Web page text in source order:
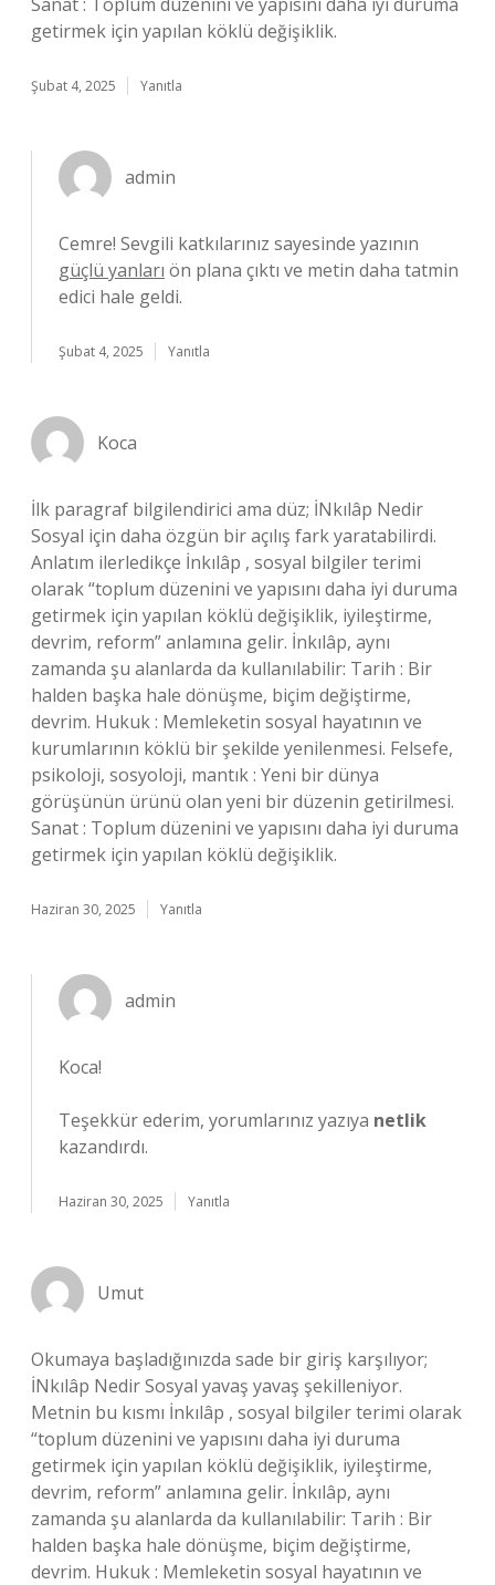
getirmek için yapılan köklü değişiklik.
Şubat 4, 2025 Yanıtla
admin
Cemre! Sevgili katkılarınız sayesinde yazının
güçlü yanları ön plana çıktı ve metin daha tatmin
edici hale geldi.
Şubat 4, 2025 Yanıtla
Koca
İlk paragraf bilgilendirici ama düz; İNkılâp Nedir
Sosyal için daha özgün bir açılış fark yaratabilirdi.
Anlatım ilerledikçe İnkılâp , sosyal bilgiler terimi
olarak “toplum düzenini ve yapısını daha iyi duruma
getirmek için yapılan köklü değişiklik, iyileştirme,
devrim, reform” anlamına gelir. İnkılâp, aynı
zamanda şu alanlarda da kullanılabilir: Tarih : Bir
halden başka hale dönüşme, biçim değiştirme,
devrim. Hukuk : Memleketin sosyal hayatının ve
kurumlarının köklü bir şekilde yenilenmesi. Felsefe,
psikoloji, sosyoloji, mantık : Yeni bir dünya
görüşünün ürünü olan yeni bir düzenin getirilmesi.
Sanat : Toplum düzenini ve yapısını daha iyi duruma
getirmek için yapılan köklü değişiklik.
Haziran 30, 2025 Yanıtla
admin
Koca!
Teşekkür ederim, yorumlarınız yazıya netlik
kazandırdı.
Haziran 30, 2025 Yanıtla
Umut
Okumaya başladığınızda sade bir giriş karşılıyor;
İNkılâp Nedir Sosyal yavaş yavaş şekilleniyor.
Metnin bu kısmı İnkılâp , sosyal bilgiler terimi olarak
“toplum düzenini ve yapısını daha iyi duruma
getirmek için yapılan köklü değişiklik, iyileştirme,
devrim, reform” anlamına gelir. İnkılâp, aynı
zamanda şu alanlarda da kullanılabilir: Tarih : Bir
halden başka hale dönüşme, biçim değiştirme,
devrim. Hukuk : Memleketin sosyal hayatının ve